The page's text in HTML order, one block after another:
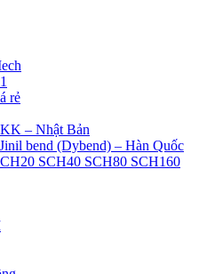
rẻ
– Nhật Bản
bend (Dybend) – Hàn Quốc
SCH40 SCH80 SCH160